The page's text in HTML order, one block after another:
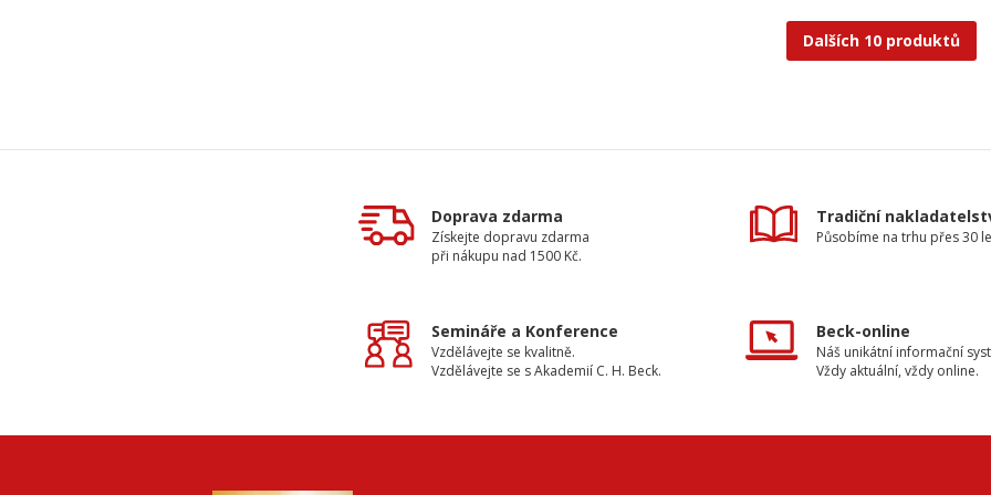
Dalších 10 produktů
Doprava zdarma
Získejte dopravu zdarma
při nákupu nad 1500 Kč.
Tradiční
Působíme na trhu přes 30
Semináře a Konference
Vzdělávejte se kvalitně.
Vzdělávejte se s Akademií C. H. Beck.
Beck-online
Náš unikátní informační
Vždy aktuální, vždy online.